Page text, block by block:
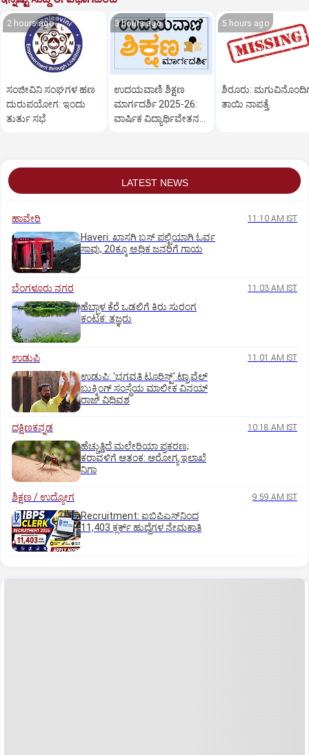
2 hours ago
ಸಂಜೀವಿನಿ ಸಂಘಗಳ ಹಣ
ದುರುಪಯೋಗ: ಇಂದು
ತುರ್ತು ಸಭೆ
3 hours ago
ಉದಯವಾಣಿ ಶಿಕ್ಷಣ
ಮಾರ್ಗದರ್ಶಿ 2025-26:
ವಾರ್ಷಿಕ ವಿದ್ಯಾರ್ಥಿವೇತನ
5 hours ago
ಶಿರೂರು:
ತಾಯಿ ನಾಪತ್ತೆ
LATEST NEWS
ಹಾವೇರಿ 11:10 AM IST
Haveri: ಖಾಸಗಿ ಬಸ್ ಪಲ್ಟಿಯಾಗಿ ಓರ್ವ
ಸಾವು, 20ಕ್ಕೂ ಅಧಿಕ ಜನರಿಗೆ ಗಾಯ
ಬೆಂಗಳೂರು ನಗರ 11:03 AM IST
ಹೆಬ್ಬಾಳ ಕೆರೆ ಒಡಲಿಗೆ ಕಿರು ಸುರಂಗ
ಕಂಟಕ: ತಜ್ಞರು
ಉಡುಪಿ 11:01 AM IST
ಉಡುಪಿ: 'ಭಗವತಿ ಟೂರಿಸ್ಟ್' ಟ್ರಾವೆಲ್
ಬುಕ್ಕಿಂಗ್ ಸಂಸ್ಥೆಯ ಮಾಲೀಕ ವಿನಯ್
ರಾಜ್ ವಿಧಿವಶ
ದಕ್ಷಿಣಕನ್ನಡ 10:18 AM IST
ಹೆಚ್ಚುತ್ತಿದೆ ಮಲೇರಿಯಾ ಪ್ರಕರಣ;
ಕರಾವಳಿಗೆ ಆತಂಕ: ಆರೋಗ್ಯ ಇಲಾಖೆ
ನಿಗಾ
ಶಿಕ್ಷಣ / ಉದ್ಯೋಗ 9:59 AM IST
Recruitment: ಐಬಿಪಿಎಸ್‌ನಿಂದ
11,403 ಕ್ಲರ್ಕ್‌ ಹುದ್ದೆಗಳ ನೇಮಕಾತಿ